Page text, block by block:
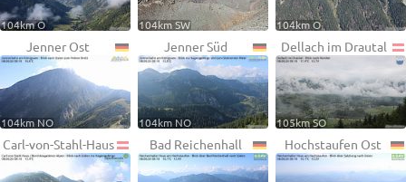
104km O 104km SW 104km O
Jenner Ost
104km NO
Jenner Süd
104km NO
Dellach im Drautal
105km SO
Carl-von-Stahl-Haus Bad Reichenhall Hochstaufen Ost